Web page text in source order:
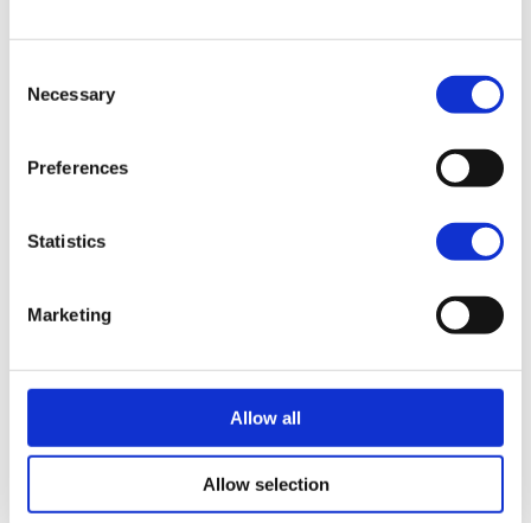
Selection
Necessary
Preferences
Statistics
Marketing
Allow all
Allow selection
tot sauna, stoombad en zwembad, kosten meestal
meerdere behandelingen combineren, bieden vaak
tussen de € 120–300 voor een
thalassotherapiesessies zijn geprijsd tussen de €
Voor budgetvriendelijke opties kun je kijken naar
gebieden of kiezen voor behandelingen tijdens
daluren. Veel hotels bieden kortingen aan voor
gasten, en sommige spa’s hebben speciale
aanbiedingen tijdens dewintermaanden
altijd verstandig om van tevoren te reserveren en